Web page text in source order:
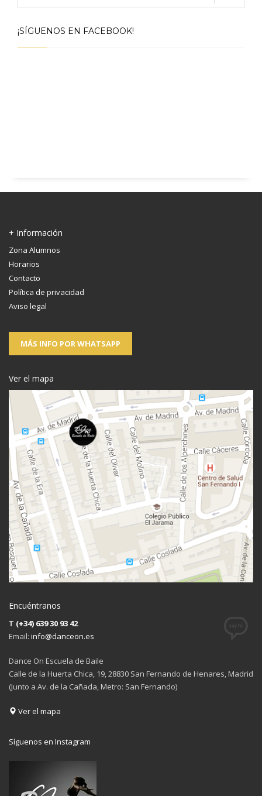
¡SÍGUENOS EN FACEBOOK!
+ Información
Zona Alumnos
Horarios
Contacto
Política de privacidad
Aviso legal
MÁS INFO POR WHATSAPP
Ver el mapa
Encuéntranos
T (+34) 639 30 93 42
Email: info@danceon.es
Dance On Escuela de Baile
Calle de la Huerta Chica, 19, 28830 San Fernando de Henares, Madrid
(Junto a Av. de la Cañada, Metro: San Fernando)
Ver el mapa
Síguenos en Instagram